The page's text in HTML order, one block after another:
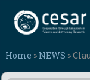
Home » NEWS »